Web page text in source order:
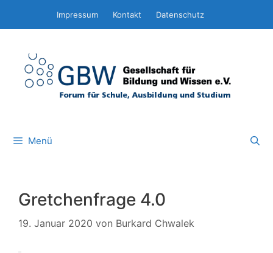
springen
Impressum Kontakt Datenschutz
Menü
Gretchenfrage 4.0
19. Januar 2020 von Burkard Chwalek